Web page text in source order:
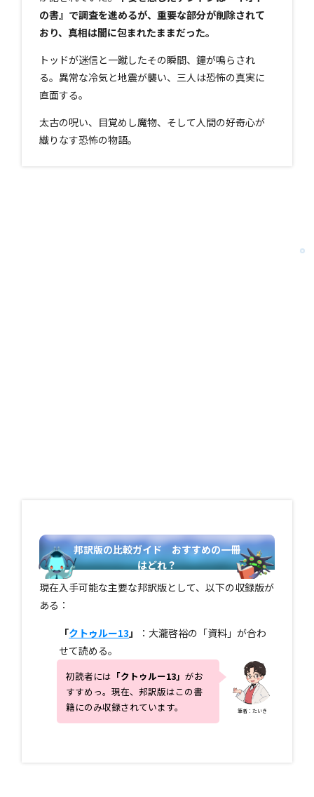
の書』で調査を進めるが、重要な部分が削除されて
おり、真相は闇に包まれたままだった。
トッドが迷信と一蹴したその瞬間、鐘が鳴らされ
る。異常な冷気と地震が襲い、三人は恐怖の真実に
直面する。
太古の呪い、目覚めし魔物、そして人間の好奇心が
織りなす恐怖の物語。
邦訳版の比較ガイド おすすめの一冊
はどれ？
現在入手可能な主要な邦訳版として、以下の収録版が
ある：
「クトゥルー13」
：大瀧啓裕の「資料」が合わ
せて読める。
筆者：たいき
初読者には 「クトゥルー13」がお
すすめっ。現在、邦訳版はこの書
籍にのみ収録されています。